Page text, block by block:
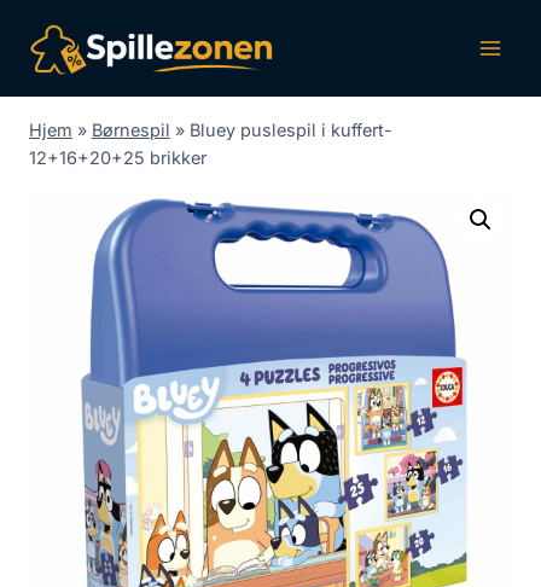
indhold
Hjem » Børnespil » Bluey puslespil i kuffert-
12+16+20+25 brikker